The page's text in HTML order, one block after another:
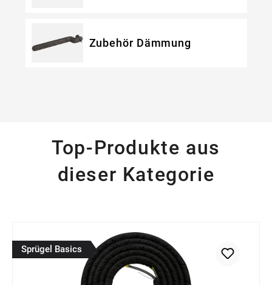
Zubehör Dämmung
Top-Produkte aus
dieser Kategorie
Sprügel Basics